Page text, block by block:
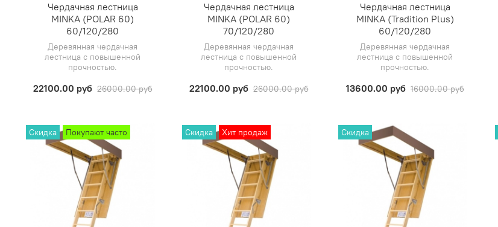
Чердачная лестница
MINKA (POLAR 60)
60/120/280
Деревянная чердачная
лестница с повышенной
прочностью.
22100.00 руб 26000.00 руб
Чердачная лестница
MINKA (POLAR 60)
70/120/280
Деревянная чердачная
лестница с повышенной
прочностью.
22100.00 руб 26000.00 руб
Чердачная лестница
MINKA (Tradition Plus)
60/120/280
Деревянная чердачная
лестница с повышенной
прочностью.
13600.00 руб 16000.00 руб
Скидка Покупают часто Скидка Хит продаж Скидка